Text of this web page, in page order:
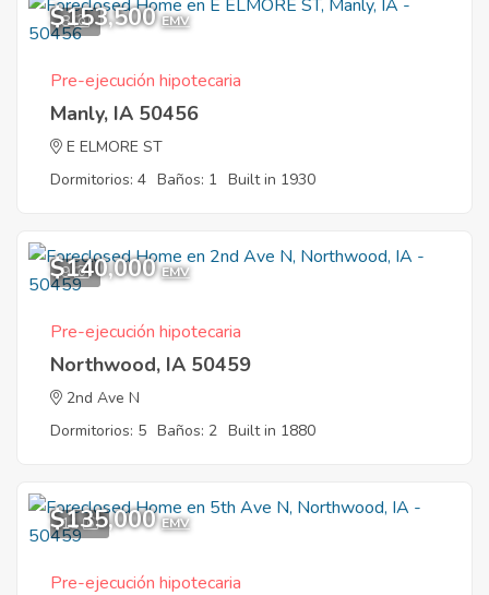
8
$153,500 EMV
Pre-ejecución hipotecaria
Manly, IA 50456
E ELMORE ST
Dormitorios: 4 Baños: 1 Built in 1930
9
$140,000 EMV
Pre-ejecución hipotecaria
Northwood, IA 50459
2nd Ave N
Dormitorios: 5 Baños: 2 Built in 1880
11
$135,000 EMV
Pre-ejecución hipotecaria